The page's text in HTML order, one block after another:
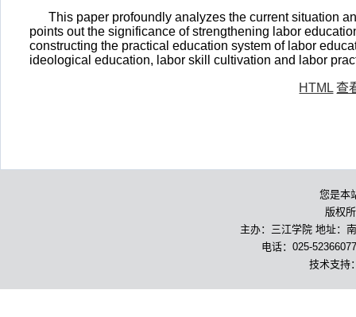
This paper profoundly analyzes the current situation
points out the significance of strengthening labor
constructing the practical education system of labor
ideological education, labor skill cultivation and labor
HTML 查
您是
版权
主办：三江学院 地址：
电话：025-
技术支持